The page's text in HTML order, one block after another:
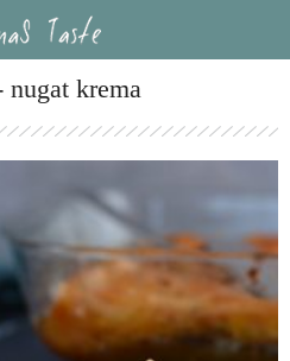
nugat krema